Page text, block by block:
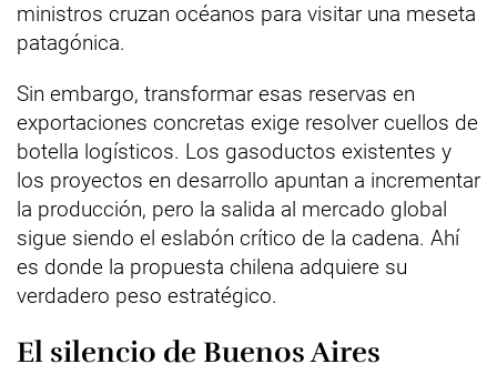
ministros cruzan océanos para visitar una meseta
patagónica.
Sin embargo, transformar esas reservas en
exportaciones concretas exige resolver cuellos de
botella logísticos. Los gasoductos existentes y
los proyectos en desarrollo apuntan a incrementar
la producción, pero la salida al mercado global
sigue siendo el eslabón crítico de la cadena. Ahí
es donde la propuesta chilena adquiere su
verdadero peso estratégico.
El silencio de Buenos Aires